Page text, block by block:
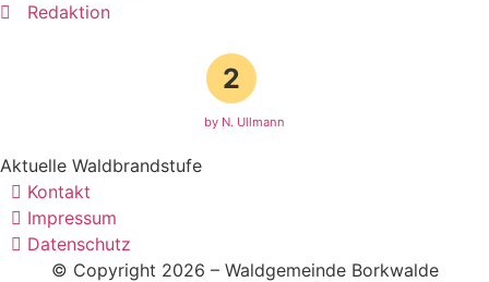
Redaktion
2
by N. Ullmann
Aktuelle Waldbrandstufe
Kontakt
Impressum
Datenschutz
© Copyright 2026 – Waldgemeinde Borkwalde